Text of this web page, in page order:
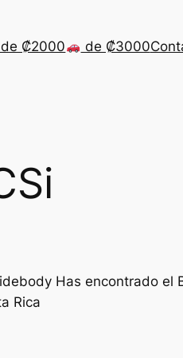
de ₡2000 de ₡3000
Has encontrado el
Rica